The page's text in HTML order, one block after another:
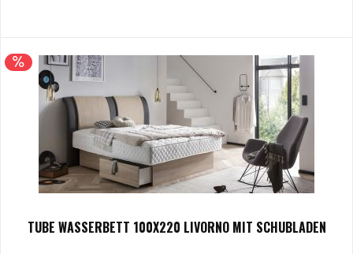
TUBE WASSERBETT 100X220 LIVORNO MIT SCHUBLADEN